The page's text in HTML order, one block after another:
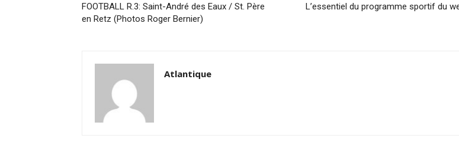
FOOTBALL R.3: Saint-André des Eaux / St. Père
en Retz (Photos Roger Bernier)
L’essentiel du programme sportif du
Atlantique